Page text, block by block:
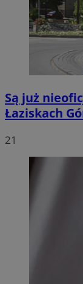
Są już
Łaziskach
21